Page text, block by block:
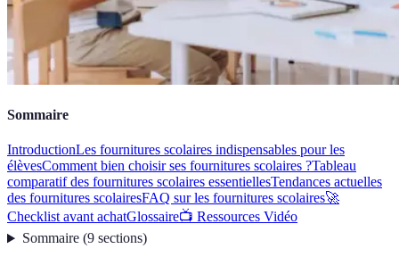
Sommaire
IntroductionLes fournitures scolaires indispensables pour les
élèvesComment bien choisir ses fournitures scolaires ?Tableau
comparatif des fournitures scolaires essentiellesTendances actuelles
des fournitures scolairesFAQ sur les fournitures scolaires🚀
Checklist avant achatGlossaire📺 Ressources Vidéo
Sommaire(9 sections)